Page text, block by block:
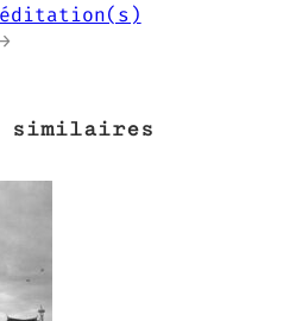
→
similaires